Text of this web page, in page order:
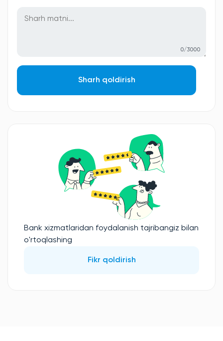
0/3000
Sharh qoldirish
Bank xizmatlaridan foydalanish tajribangiz bilan
o'rtoqlashing
Fikr qoldirish